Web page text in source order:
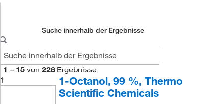
Suche innerhalb der Ergebnisse
1 – 15 von 228 Ergebnisse
1
1-Octanol, 99 %, Thermo
Scientific Chemicals